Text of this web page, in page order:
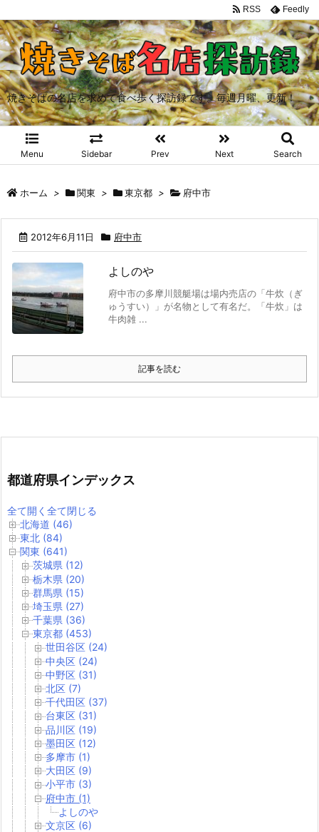
焼きそばの名店を求めて食べ歩く探訪録です。毎週月曜、更新！
Menu Sidebar Prev Next Search
RSS Feedly
ホーム > 関東 > 東京都 > 府中市
2012年6月11日 府中市
よしのや
府中市の多摩川競艇場は場内売店の「牛炊（ぎ
ゅうすい）」が名物として有名だ。「牛炊」は
牛肉雑 ...
記事を読む
都道府県インデックス
全て開く 全て閉じる
北海道 (46)
東北 (84)
関東 (641)
茨城県 (12)
栃木県 (20)
群馬県 (15)
埼玉県 (27)
千葉県 (36)
東京都 (453)
世田谷区 (24)
中央区 (24)
中野区 (31)
北区 (7)
千代田区 (37)
台東区 (31)
品川区 (19)
墨田区 (12)
多摩市 (1)
大田区 (9)
小平市 (3)
府中市 (1)
よしのや
文京区 (6)